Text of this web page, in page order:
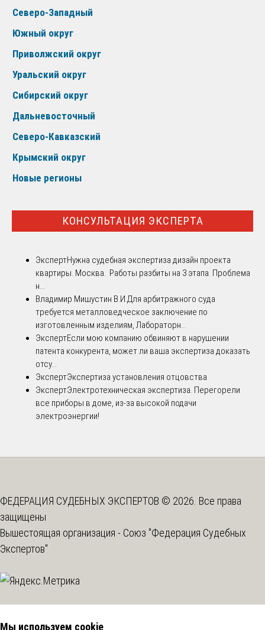
Северо-Западный
Южный округ
Приволжский округ
Уральский округ
Сибирский округ
Дальневосточный
Северо-Кавказский
Крымский округ
Новые регионы
КОНСУЛЬТАЦИЯ ЭКСПЕРТА
ЭкспертНужна судебная экспертиза дизайн проекта
квартиры. Москва. Работы разбиты на 3 этапа. Проблема
н...
Владимир Мишустин В.И.Для арбитражного суда
требуется металловедческое заключение по
изготовленным изделиям, Лабораторн...
ЭкспертЕсли мою компанию обвиняют в нарушении
патента конкурента, может ли ваша экспертиза доказать
отсу...
ЭкспертЭкспертиза установления отцовства
ЭкспертЭлектротехническая экспертиза. Перегорели
все приборы в доме, из-за высокой подачи
электроэнергии!
ФЕДЕРАЦИЯ СУДЕБНЫХ ЭКСПЕРТОВ © 2026. Все права
защищены
Вышестоящая организация - Союз "Федерация Судебных
Экспертов"
Мы используем cookie